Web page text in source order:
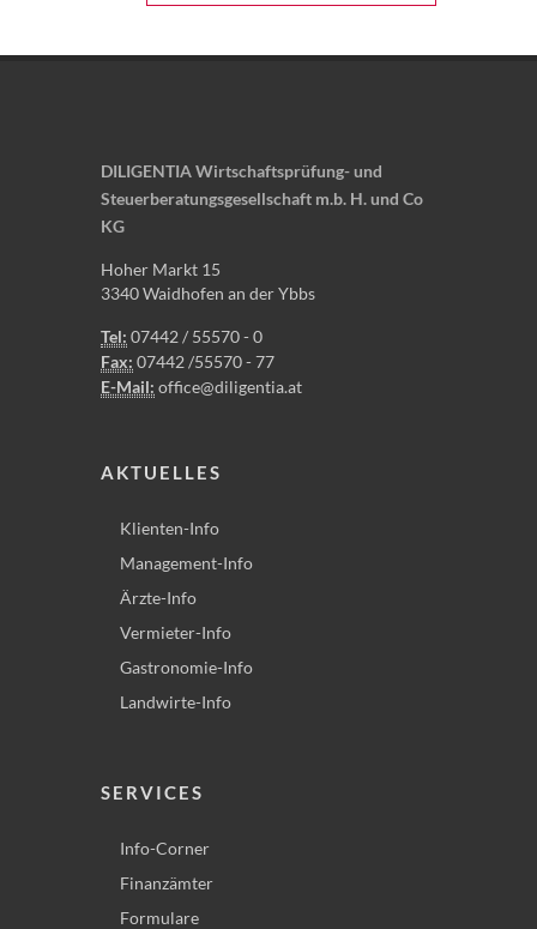
DILIGENTIA Wirtschaftsprüfung- und
Steuerberatungsgesellschaft m.b. H. und Co
KG
Hoher Markt 15
3340 Waidhofen an der Ybbs
Tel: 07442 / 55570 - 0
Fax: 07442 /55570 - 77
E-Mail: office@diligentia.at
AKTUELLES
Klienten-Info
Management-Info
Ärzte-Info
Vermieter-Info
Gastronomie-Info
Landwirte-Info
SERVICES
Info-Corner
Finanzämter
Formulare